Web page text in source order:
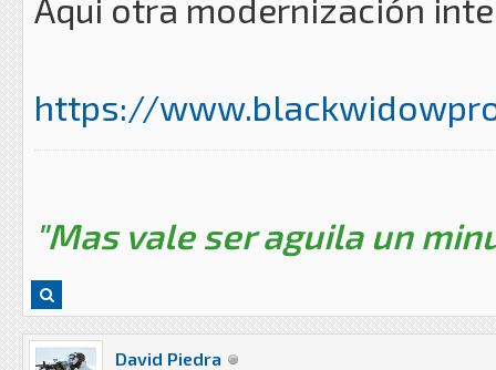
Aqui otra modernización
https://
"Mas vale ser aguila un
David Piedra